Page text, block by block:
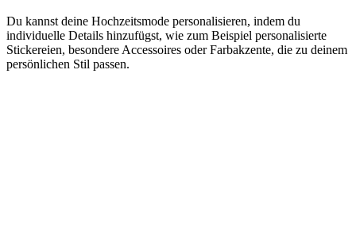
Du kannst deine Hochzeitsmode personalisieren, indem du
individuelle Details hinzufügst, wie zum Beispiel personalisierte
Stickereien, besondere Accessoires oder Farbakzente, die zu deinem
persönlichen Stil passen.